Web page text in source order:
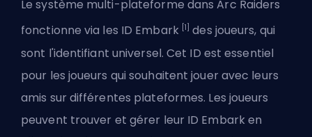
Le système multi-plateforme dans Arc Raiders
fonctionne via les ID Embark [1] des joueurs, qui
sont l'identifiant universel. Cet ID est essentiel
pour les joueurs qui souhaitent jouer avec leurs
amis sur différentes plateformes. Les joueurs
peuvent trouver et gérer leur ID Embark en